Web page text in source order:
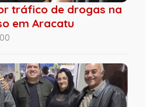
tráfico de drogas na
em Aracatu